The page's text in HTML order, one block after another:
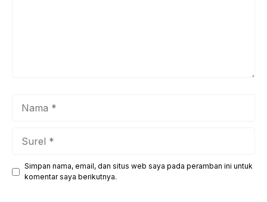
Situs
web
Simpan nama, email, dan situs web saya pada peramban ini untuk
komentar saya berikutnya.